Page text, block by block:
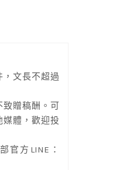
文長不超過
致贈稿酬。可
媒體，歡迎投
官方LINE：